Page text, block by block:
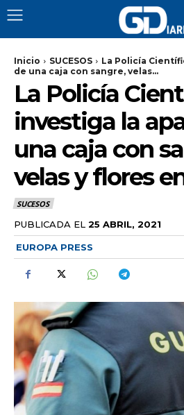
Inicio SUCESOS
La Policía
de una caja con sangre, velas...
La Policía
investiga la
una caja con
velas y flores
SUCESOS
PUBLICADA EL 25 ABRIL, 2021
EUROPA PRESS